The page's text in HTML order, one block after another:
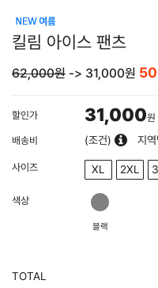
킬림 아이스 팬츠
62,000원 -> 31,000원
할인가 31,000원
배송비
(조건) 지역
사이즈 XL 2XL
색상
블랙
TOTAL